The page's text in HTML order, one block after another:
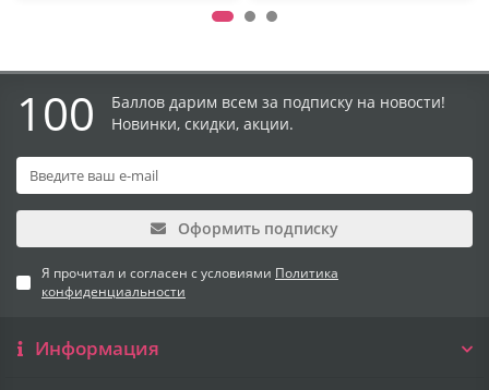
100
Баллов дарим всем за подписку на новости!
Новинки, скидки, акции.
Оформить подписку
Я прочитал и согласен с условиями Политика
конфиденциальности
Информация